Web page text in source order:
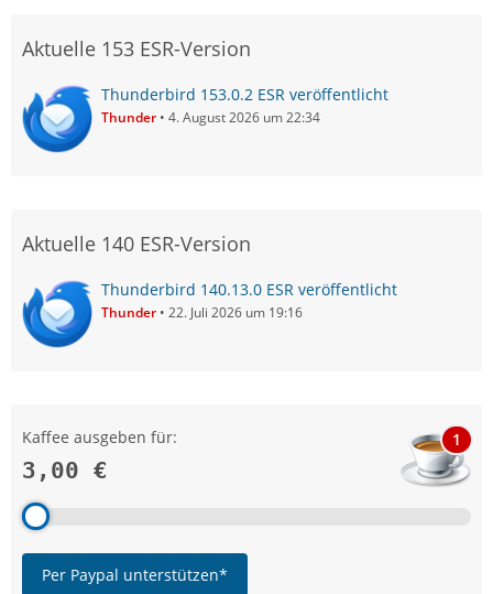
Aktuelle 153 ESR-Version
Thunderbird 153.0.2 ESR veröffentlicht
Thunder 4. August 2026 um 22:34
Aktuelle 140 ESR-Version
Thunderbird 140.13.0 ESR veröffentlicht
Thunder 22. Juli 2026 um 19:16
Kaffee ausgeben für:
3,00 €
1
Per Paypal unterstützen*